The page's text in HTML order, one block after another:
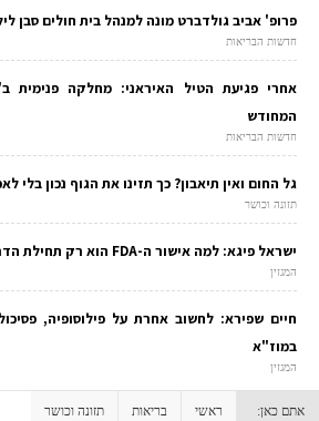
פרופ' אביב גולדברט מונה למנהל בית חולים סבן
חדשות הבריאות
אחרי פגיעת הטיל האיראני: מחלקה פנימית
המחודש
חדשות הבריאות
גל החום ואין תיאבון? כך תזינו את הגוף נכון בלי
תזונה וכושר
ישראל פיגא: למה אישור ה-FDA הוא רק תחילת הדרך של חברות ביומד
המגזין
חיים שפירא: לחשוב אחרת על פילוסופיה,
במוז"א
המגזין
אתם כאן: ראשי בריאות תזונה וכושר